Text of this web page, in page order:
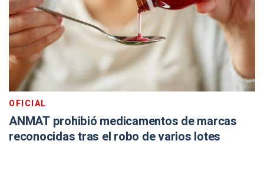
OFICIAL
ANMAT prohibió medicamentos de marcas
reconocidas tras el robo de varios lotes